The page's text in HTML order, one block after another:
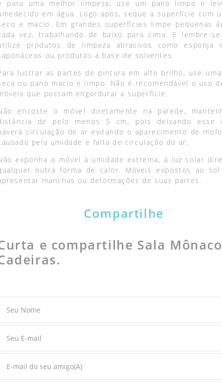
para uma melhor limpeza, use um pano limpo e
em água. Logo após, seque a superfície com
e macio. Em grandes superfícies limpe pequenas
vez, trabalhando de baixo para cima. E lembre-
produtos de limpeza abrasivos como esponja
ou produtos a base de solventes.
lustrar as partes de pintura em alto brilho, use
ou pano macio e limpo. Não é recomendável o uso
que possam engordurar a superfície.
encoste o móvel diretamente na parede,
de pelo menos 5 cm, pois deixando esse
circulação de ar evitando o aparecimento de
pela umidade e falta de circulação do ar.
exponha o móvel à umidade extrema, à luz solar
outra forma de calor. Móveis expostos ao sol
manchas ou deformações de suas partes.
Compartilhe
e compartilhe Sala